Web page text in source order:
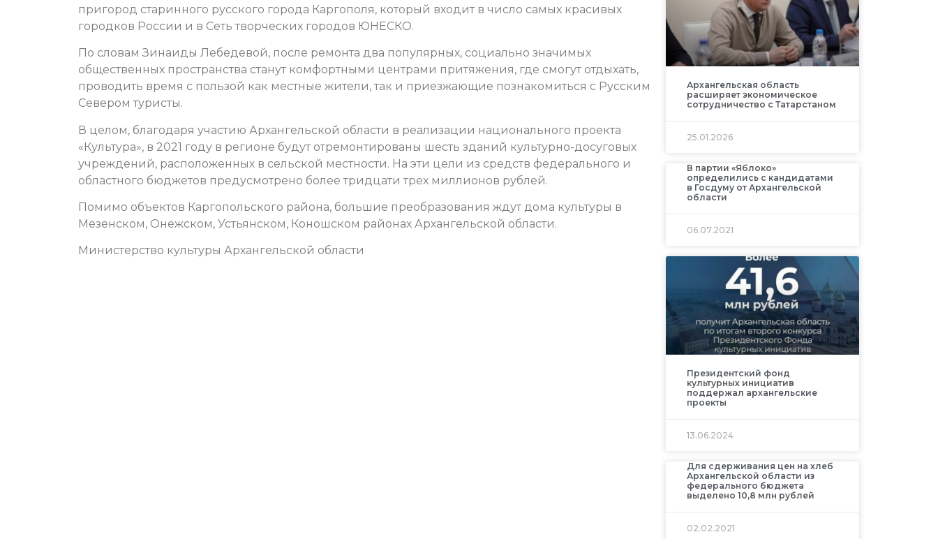
пригород старинного русского города Каргополя, который входит в число самых красивых
городков России и в Сеть творческих городов ЮНЕСКО.
По словам Зинаиды Лебедевой, после ремонта два популярных, социально значимых
общественных пространства станут комфортными центрами притяжения, где смогут отдыхать,
проводить время с пользой как местные жители, так и приезжающие познакомиться с Русским
Севером туристы.
В целом, благодаря участию Архангельской области в реализации национального проекта
«Культура», в 2021 году в регионе будут отремонтированы шесть зданий культурно-досуговых
учреждений, расположенных в сельской местности. На эти цели из средств федерального и
областного бюджетов предусмотрено более тридцати трех миллионов рублей.
Помимо объектов Каргопольского района, большие преобразования ждут дома культуры в
Мезенском, Онежском, Устьянском, Коношском районах Архангельской области.
Министерство культуры Архангельской области
Архангельская область
расширяет экономическое
сотрудничество с Татарстаном
25.01.2026
В партии «Яблоко»
определились с кандидатами
в Госдуму от Архангельской
области
06.07.2021
Президентский фонд
культурных инициатив
поддержал архангельские
проекты
13.06.2024
Для сдерживания цен на хлеб
Архангельской области из
федерального бюджета
выделено 10,8 млн рублей
02.02.2021